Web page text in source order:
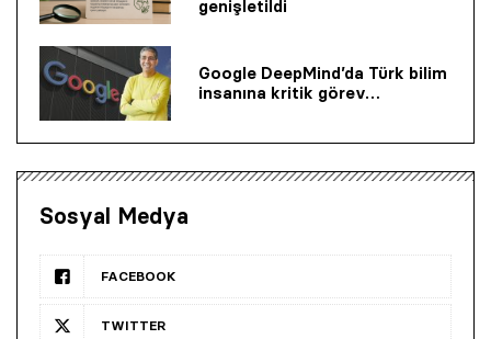
genişletildi
Google DeepMind’da Türk bilim
insanına kritik görev…
Sosyal Medya
FACEBOOK
TWITTER